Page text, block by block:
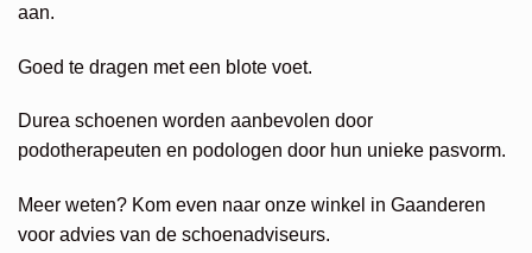
aan.
Goed te dragen met een blote voet.
Durea schoenen worden aanbevolen door
podotherapeuten en podologen door hun unieke pasvorm.
Meer weten? Kom even naar onze winkel in Gaanderen
voor advies van de schoenadviseurs.